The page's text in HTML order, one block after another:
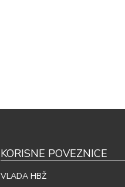
KORISNE POVEZNICE
VLADA HBŽ